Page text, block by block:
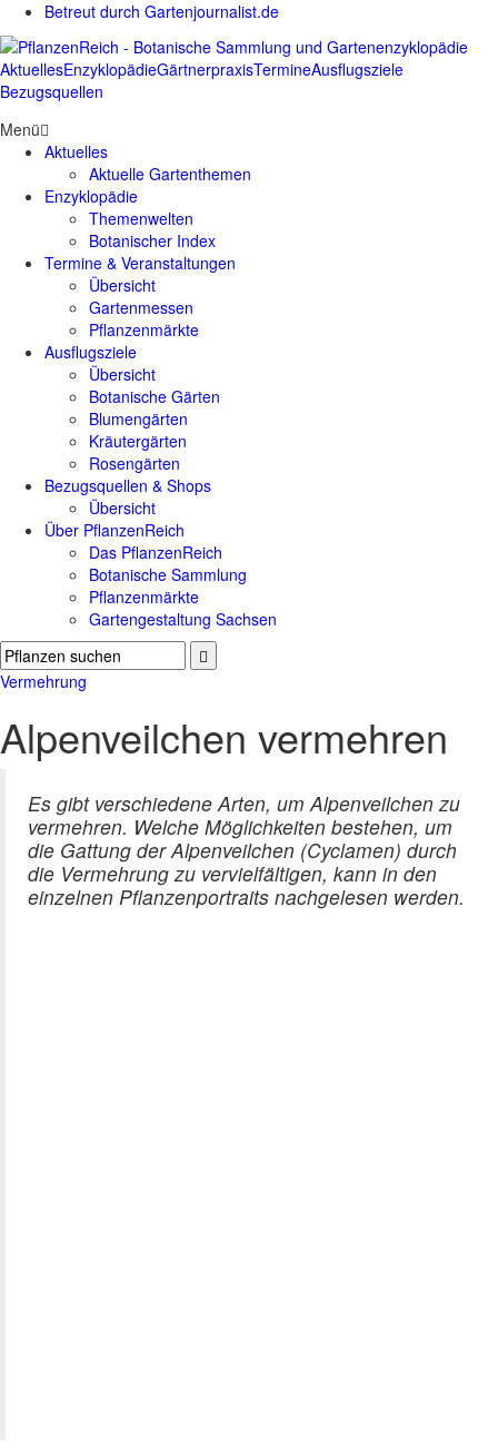
Betreut durch Gartenjournalist.de
AktuellesEnzyklopädieGärtnerpraxisTermineAusflugsziele
Bezugsquellen
Menü
Aktuelles
Aktuelle Gartenthemen
Enzyklopädie
Themenwelten
Botanischer Index
Termine & Veranstaltungen
Übersicht
Gartenmessen
Pflanzenmärkte
Ausflugsziele
Übersicht
Botanische Gärten
Blumengärten
Kräutergärten
Rosengärten
Bezugsquellen & Shops
Übersicht
Über PflanzenReich
Das PflanzenReich
Botanische Sammlung
Pflanzenmärkte
Gartengestaltung Sachsen
Vermehrung
Alpenveilchen vermehren
Es gibt verschiedene Arten, um Alpenveilchen zu
vermehren. Welche Möglichkeiten bestehen, um
die Gattung der Alpenveilchen (Cyclamen) durch
die Vermehrung zu vervielfältigen, kann in den
einzelnen Pflanzenportraits nachgelesen werden.